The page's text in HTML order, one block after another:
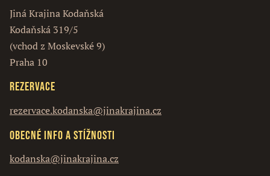
Jiná Krajina Kodaňská
Kodaňská 319/5
(vchod z Moskevské 9)
Praha 10
Rezervace
rezervace.kodanska@jinakrajina.cz
Obecné info a stížnosti
kodanska@jinakrajina.cz